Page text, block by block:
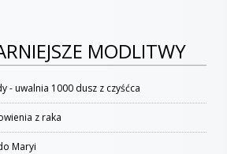
MODLITWY
- uwalnia 1000 dusz z czyśćca
z raka
Maryi